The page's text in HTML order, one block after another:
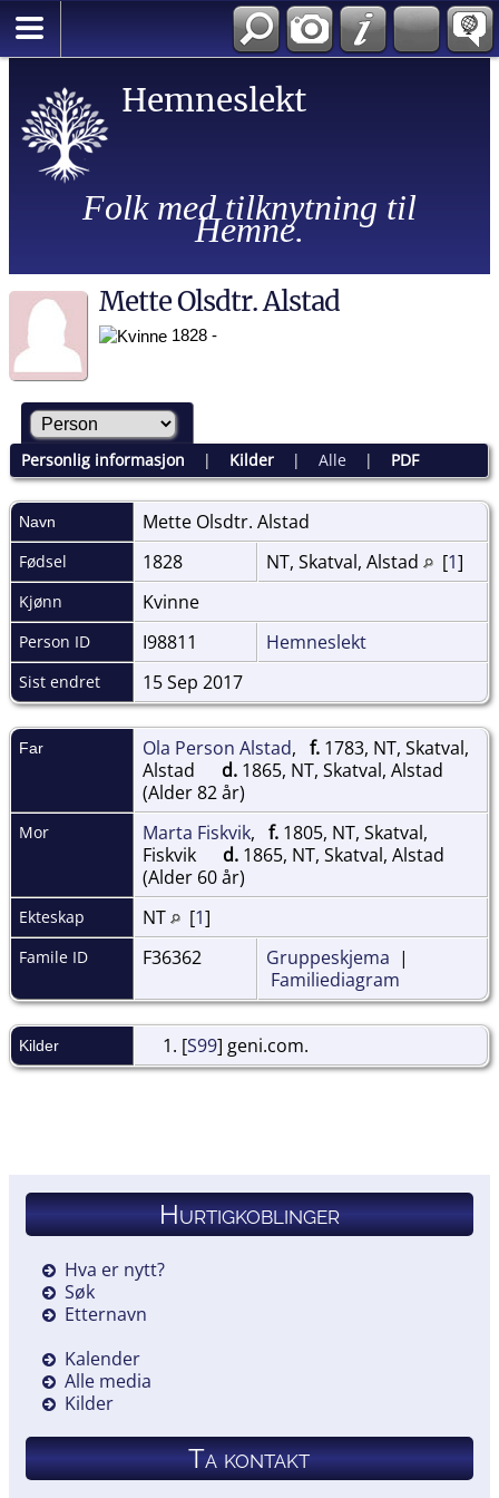
Hemneslekt
Folk med tilknytning til
Hemne.
Mette Olsdtr. Alstad
1828 -
Personlig informasjon | Kilder| Alle| PDF
Navn Mette Olsdtr. Alstad
Fødsel 1828 NT, Skatval, Alstad [1]
Kjønn Kvinne
Person ID I98811 Hemneslekt
Sist endret 15 Sep 2017
Far Ola Person Alstad, f. 1783, NT, Skatval,
Alstad
d. 1865, NT, Skatval, Alstad
(Alder 82 år)
Mor Marta Fiskvik, f. 1805, NT, Skatval,
Fiskvik
d. 1865, NT, Skatval, Alstad
(Alder 60 år)
Ekteskap NT [1]
Famile ID F36362 Gruppeskjema |
Familiediagram
Kilder [S99] geni.com.
Hurtigkoblinger
Hva er nytt?
Søk
Etternavn
Kalender
Alle media
Kilder
Ta kontakt